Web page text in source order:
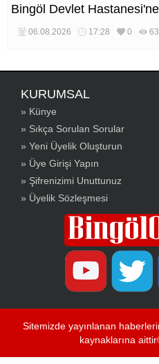
Bingöl Devlet Hastanesi'ne
06.08.2026 17:28 0
KURUMSAL
» Künye
» Sıkça Sorulan Sorular
» Yeni Üyelik Oluşturun
» Üye Girişi Yapın
» Şifrenizimi Unuttunuz
» Üyelik Sözleşmesi
Sitemizde yayınlanan
kaynaklarına